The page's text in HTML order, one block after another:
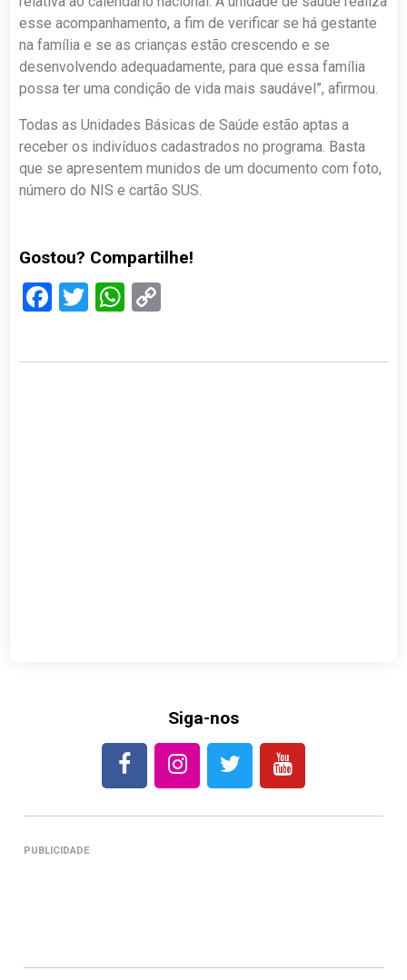
esse acompanhamento, a fim de verificar se há gestante
na família e se as crianças estão crescendo e se
desenvolvendo adequadamente, para que essa família
possa ter uma condição de vida mais saudável”, afirmou.
Todas as Unidades Básicas de Saúde estão aptas a
receber os indivíduos cadastrados no programa. Basta
que se apresentem munidos de um documento com foto,
número do NIS e cartão SUS.
Gostou? Compartilhe!
Facebook
TwitterWhatsApp
Siga-nos
PUBLICIDADE